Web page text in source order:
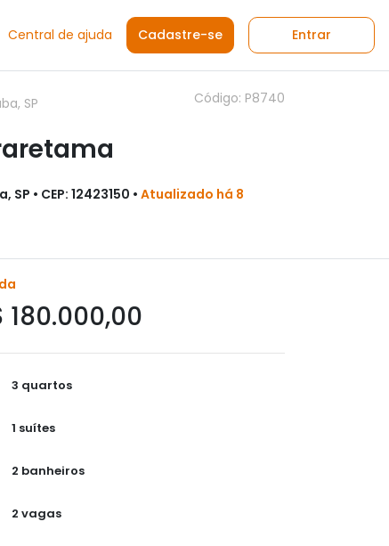
Central de ajuda Cadastre-se Entrar
SP Código: P8740
• CEP: 12423150 • Atualizado há 8
180.000,00
3 quartos
1 suítes
2 banheiros
2 vagas